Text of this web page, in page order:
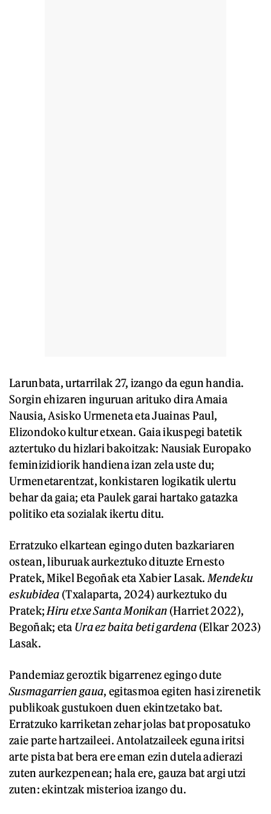
Larunbata, urtarrilak 27, izango da egun handia.
Sorgin ehizaren inguruan arituko dira Amaia
Nausia, Asisko Urmeneta eta Juainas Paul,
Elizondoko kultur etxean. Gaia ikuspegi batetik
aztertuko du hizlari bakoitzak: Nausiak Europako
feminizidiorik handiena izan zela uste du;
Urmenetarentzat, konkistaren logikatik ulertu
behar da gaia; eta Paulek garai hartako gatazka
politiko eta sozialak ikertu ditu.
Erratzuko elkartean egingo duten bazkariaren
ostean, liburuak aurkeztuko dituzte Ernesto
Pratek, Mikel Begoñak eta Xabier Lasak. Mendeku
eskubidea (Txalaparta, 2024) aurkeztuko du
Pratek; Hiru etxe Santa Monikan (Harriet 2022),
Begoñak; eta Ura ez baita beti gardena (Elkar 2023)
Lasak.
Pandemiaz geroztik bigarrenez egingo dute
Susmagarrien gaua, egitasmoa egiten hasi zirenetik
publikoak gustukoen duen ekintzetako bat.
Erratzuko karriketan zehar jolas bat proposatuko
zaie parte hartzaileei. Antolatzaileek eguna iritsi
arte pista bat bera ere eman ezin dutela adierazi
zuten aurkezpenean; hala ere, gauza bat argi utzi
zuten: ekintzak misterioa izango du.